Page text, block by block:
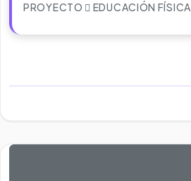
PROYECTO EDUCACIÓN FÍSICA